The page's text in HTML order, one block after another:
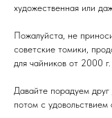
художественная или
Пожалуйста, не
советские томики,
для чайников от 2000 г.
Давайте порадуем
потом с удовольствием